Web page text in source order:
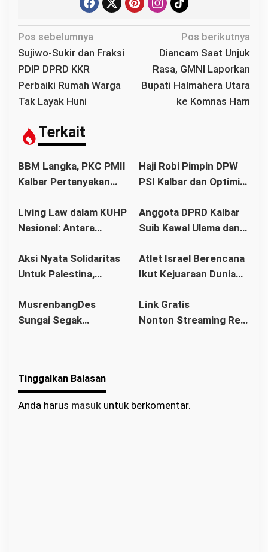
N
a
v
i
g
s
p
o
Pos sebelumnya
Sujiwo-Sukir dan Fraksi
PDIP DPRD KKR
Perbaiki Rumah Warga
Tak Layak Huni
Pos berikutnya
Diancam Saat Unjuk
Rasa, GMNI Laporkan
Bupati Halmahera Utara
ke Komnas Ham
Terkait
BBM Langka, PKC PMII
Kalbar Pertanyakan
Terkait Stok BBM
Aman
Haji Robi Pimpin DPW
PSI Kalbar dan Optimis
Living Law dalam KUHP
Nasional: Antara
Legalitas
Anggota DPRD Kalbar
Suib Kawal Ulama dan
Aksi Nyata Solidaritas
Untuk Palestina,
Pontianak Ikuti Senam
Sehat dan
Atlet Israel Berencana
Ikut Kejuaraan Dunia
Kata Menlu
MusrenbangDes
Sungai Segak
dalam Kebaikan
Link Gratis
Nonton Streaming Real
Tinggalkan Balasan
Anda harus masuk untuk berkomentar.